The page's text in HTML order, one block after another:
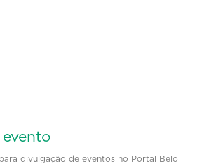
divulgação de eventos no Portal Belo